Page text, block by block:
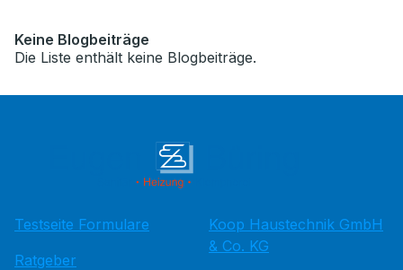
Keine Blogbeiträge
Die Liste enthält keine Blogbeiträge.
Testseite Formulare
Ratgeber
Koop Haustechnik GmbH
& Co. KG